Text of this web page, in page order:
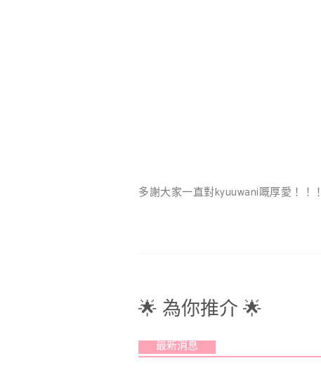
多謝大家一直對kyuuwani嘅厚愛！！
🌟 為你推介 🌟
最新消息